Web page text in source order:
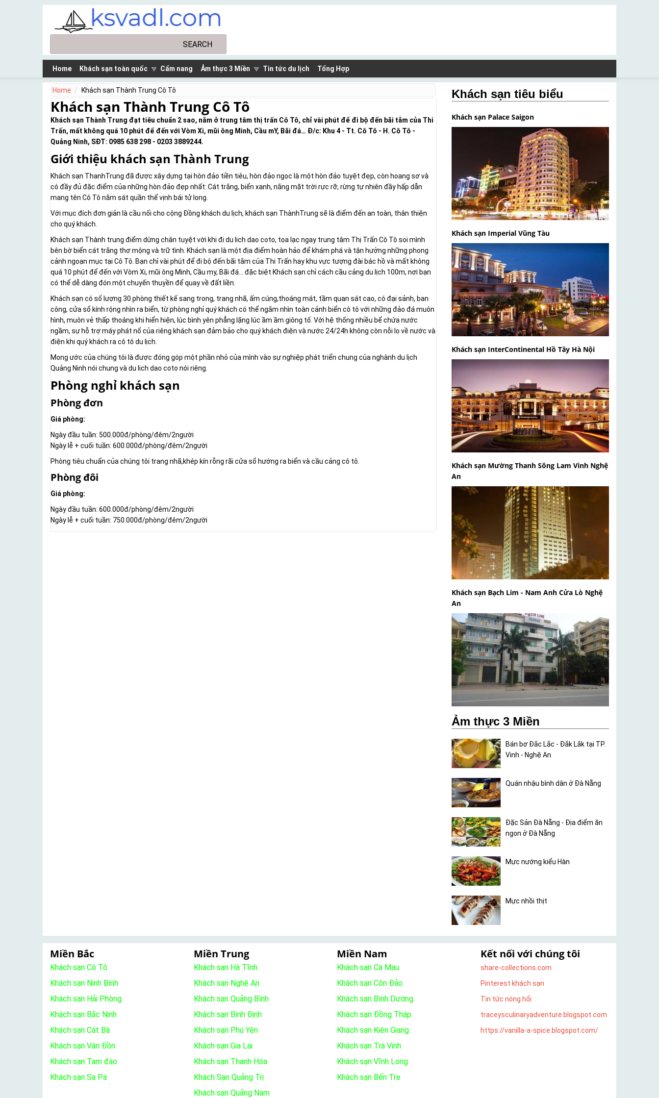
Skip to main content
Home Khách sạn toàn quốc Cẩm nang Ảm thực 3 Miền Tin tức du lịch Tổng Hợp
Home Khách sạn Thành Trung Cô Tô
Khách sạn Thành Trung Cô Tô
Khách sạn Thành Trung đạt tiêu chuẩn 2 sao, nằm ở trung tâm thị trấn Cô Tô, chỉ vài phút để đi bộ đến bãi tắm của Thi
Trấn, mất không quá 10 phút để đến với Vòm Xi, mũi ông Minh, Cầu mY, Bãi đá… Đ/c: Khu 4 - Tt. Cô Tô - H. Cô Tô -
Quảng Ninh, SĐT: 0985 638 298 - 0203 3889244.
Giới thiệu khách sạn Thành Trung
Khách sạn ThanhTrung đã được xây dựng tại hòn đảo tiền tiêu, hòn đảo ngọc là một hòn đảo tuyệt đẹp, còn hoang sơ và
có đầy đủ đặc điểm của những hòn đảo đẹp nhất: Cát trắng, biển xanh, nắng mặt trời rực rỡ, rừng tự nhiên đầy hấp dẫn
mang tên Cô Tô nằm sát quần thể vịnh bái tử long.
Với mục đích đơn giản là cầu nối cho cộng Đồng khách du lịch, khách sạn ThànhTrung sẽ là điểm đến an toàn, thân thiện
cho quý khách.
Khách sạn Thành trung điểm dừng chân tuyệt vời khi đi du lich dao coto, tọa lạc ngay trung tâm Thị Trấn Cô Tô soi mình
bên bờ biển cát trắng thơ mộng và trữ tình. Khách sạn là một địa điểm hoàn hảo để khám phá và tận hưởng những phong
cảnh ngoạn mục tại Cô Tô. Bạn chỉ vài phút để đi bộ đến bãi tắm của Thi Trấn hay khu vực tượng đài bác hồ và mất không
quá 10 phút để đến với Vòm Xi, mũi ông Minh, Cầu my, Bãi đá… đặc biệt Khách sạn chỉ cách cầu cảng du lịch 100m, nơi bạn
có thể dễ dàng đón một chuyến thuyền để quay về đất liền.
Khách sạn có số lượng 30 phòng thiết kế sang trong, trang nhã, ấm cúng,thoáng mát, tầm quan sát cao, có đại sảnh, ban
công, cửa sổ kính rộng nhìn ra biển, từ phòng nghỉ quý khách có thể ngắm nhìn toàn cảnh biển cô tô với những đảo đá muôn
hình, muôn vẻ thấp thoáng khi hiển hiện, lúc bình yên phẳng lặng lúc ầm ầm giông tố. Với hệ thống nhiều bể chứa nước
ngầm, sự hỗ trợ máy phát nổ của riêng khách sạn đảm bảo cho quý khách điện và nước 24/24h không còn nỗi lo về nước và
điện khi quý khách ra cô tô du lịch.
Mong ước của chúng tôi là được đóng góp một phần nhỏ của mình vào sự nghiệp phát triển chung của nghành du lịch
Quảng Ninh nói chung và du lich dao coto nói riêng.
Phòng nghỉ khách sạn
Phòng đơn
Giá phòng:
Ngày đầu tuần: 500.000đ/phòng/đêm/2người
Ngày lễ + cuối tuần: 600.000đ/phòng/đêm/2người
Phòng tiêu chuẩn của chúng tôi trang nhã,khép kín rỗng rãi cửa sổ hướng ra biển và cầu cảng cô tô.
Phòng đôi
Giá phòng:
Ngày đầu tuần: 600.000đ/phòng/đêm/2người
Ngày lễ + cuối tuần: 750.000đ/phòng/đêm/2người
Khách sạn tiêu biểu
Khách sạn Palace Saigon
Khách sạn Imperial Vũng Tàu
Khách sạn InterContinental Hồ Tây Hà Nội
Khách sạn Mường Thanh Sông Lam Vinh Nghệ
An
Khách sạn Bạch Lim - Nam Anh Cửa Lò Nghệ
An
Ảm thực 3 Miền
Bán bơ Đắc Lắc - Đắk Lắk tại TP.
Vinh - Nghệ An
Quán nhậu bình dân ở Đà Nẵng
Đặc Sản Đà Nẵng - Địa điểm ăn
ngon ở Đà Nẵng
Mực nướng kiểu Hàn
Mực nhồi thịt
Miền Bắc
Khách sạn Cô Tô
Khách sạn Ninh Bình
Khách sạn Hải Phòng
Khách sạn Bắc Ninh
Khách sạn Cát Bà
Khách sạn Vân Đồn
Khách sạn Tam đào
Khách sạn Sa Pa
Miền Trung
Khách sạn Hà Tĩnh
Khách sạn Nghệ An
Khách sạn Quảng Bình
Khách sạn Bình Định
Khách sạn Phú Yên
Khách sạn Gia Lai
Khách sạn Thanh Hóa
Khách Sạn Quảng Trị
Khách sạn Quảng Nam
Miền Nam
Khách sạn Cà Mau
Khách sạn Côn Đảo
Khách sạn Bình Dương
Khách sạn Đồng Tháp
Khách sạn Kiên Giang
Khách sạn Trà Vinh
Khách sạn Vĩnh Long
Khách sạn Bến Tre
Kết nối với chúng tôi
share-collections.com
Pinterest khách sạn
Tin tức nóng hổi
traceysculinaryadventure.blogspot.com
https://vanilla-a-spice.blogspot.com/